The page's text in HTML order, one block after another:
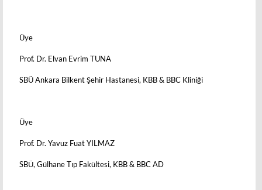
Üye
Prof. Dr. Elvan Evrim TUNA
SBÜ Ankara Bilkent Şehir Hastanesi, KBB & BBC Kliniği
Üye
Prof. Dr. Yavuz Fuat YILMAZ
SBÜ, Gülhane Tıp Fakültesi, KBB & BBC AD